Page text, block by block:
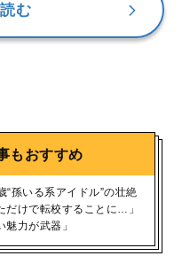
む
もおすすめ
孫いる系アイドル”の壮絶
だけで転校することに…」
魅力が武器」